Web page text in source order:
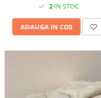
2IN STOC
ADAUGA IN COS